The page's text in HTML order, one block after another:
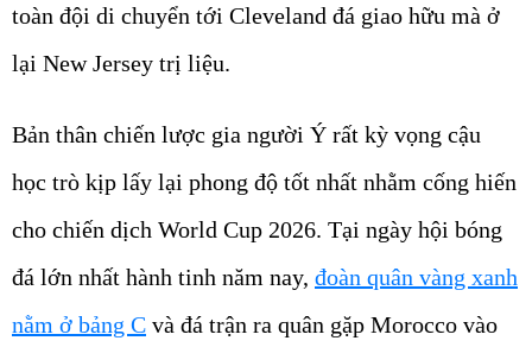
toàn đội di chuyển tới Cleveland đá giao hữu mà ở
lại New Jersey trị liệu.
Bản thân chiến lược gia người Ý rất kỳ vọng cậu
học trò kịp lấy lại phong độ tốt nhất nhằm cống hiến
cho chiến dịch World Cup 2026. Tại ngày hội bóng
đá lớn nhất hành tinh năm nay, đoàn quân vàng xanh
nằm ở bảng C và đá trận ra quân gặp Morocco vào